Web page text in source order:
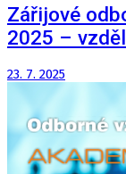
Zářijové
2025 –
23. 7. 2025